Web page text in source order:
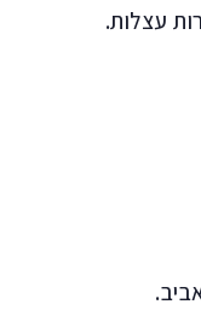
עצלות.